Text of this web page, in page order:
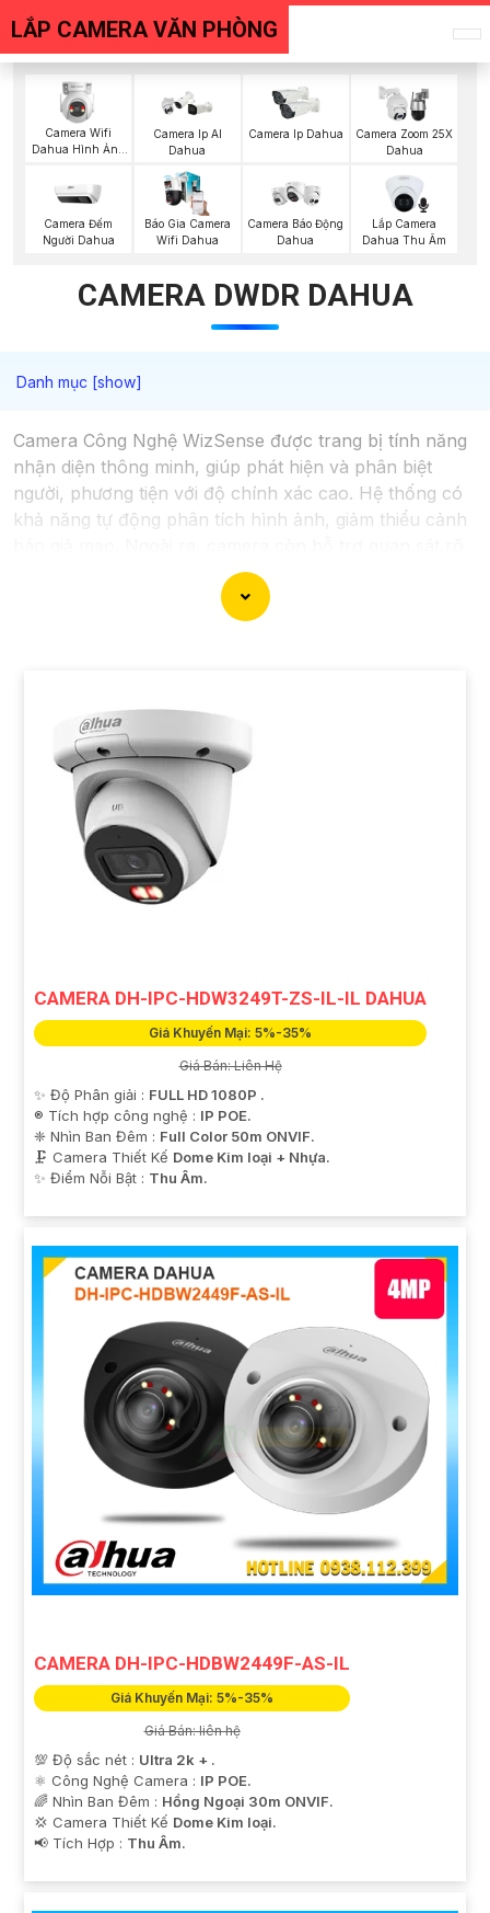
LẮP CAMERA VĂN PHÒNG
Camera Wifi
Dahua Hình Ảnh
Camera Ip AI
Dahua
Camera Ip Dahua
Camera Zoom 25X
Dahua
Camera Đếm
Người Dahua
Báo Gia Camera
Wifi Dahua
Camera Báo Động
Dahua
Lắp Camera
Dahua Thu Âm
CAMERA DWDR DAHUA
Camera Công Nghệ WizSense được trang bị tính năng
nhận diện thông minh, giúp phát hiện và phân biệt
người, phương tiện với độ chính xác cao. Hệ thống có
khả năng tự động phân tích hình ảnh, giảm thiểu cảnh
nét trong điều kiện ánh sáng yếu nhờ công nghệ
Starlight và các tính năng này giúp nâng cao hiệu quả
giám sát và bảo vệ an ninh tốt hơn.
CAMERA DH-IPC-HDW3249T-ZS-IL-IL DAHUA
Giá Khuyến Mại: 5%-35%
Giá Bán: Liên Hệ
✨ Độ Phân giải : FULL HD 1080P .
®️ Tích hợp công nghệ : IP POE.
❈ Nhìn Ban Đêm : Full Color 50m ONVIF.
🗜️ Camera Thiết Kế Dome Kim loại + Nhựa.
️✨ Điểm Nỗi Bật : Thu Âm.
CAMERA DH-IPC-HDBW2449F-AS-IL
Giá Khuyến Mại: 5%-35%
Giá Bán: liên hệ
💯 Độ sắc nét : Ultra 2k + .
⚛️ Công Nghệ Camera : IP POE.
🌈 Nhìn Ban Đêm : Hồng Ngoại 30m ONVIF.
💢 Camera Thiết Kế Dome Kim loại.
️📢 Tích Hợp : Thu Âm.